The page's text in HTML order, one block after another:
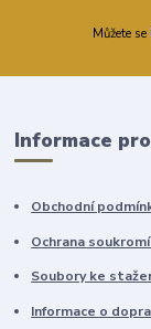
Můžete
Informace
Obchodní
Ochrana soukromí
Soubory ke
Informace o